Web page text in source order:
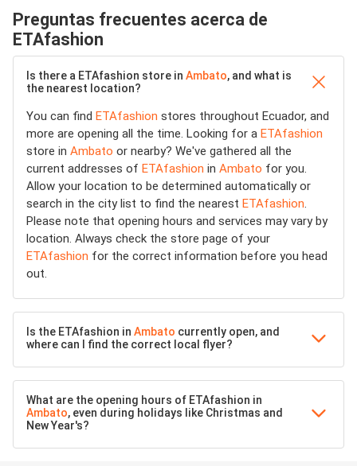
Preguntas frecuentes acerca de
ETAfashion
Is there a ETAfashion store in Ambato, and what is
the nearest location?
You can find ETAfashion stores throughout Ecuador, and
more are opening all the time. Looking for a ETAfashion
store in Ambato or nearby? We've gathered all the
current addresses of ETAfashion in Ambato for you.
Allow your location to be determined automatically or
search in the city list to find the nearest ETAfashion.
Please note that opening hours and services may vary by
location. Always check the store page of your
ETAfashion for the correct information before you head
out.
Is the ETAfashion in Ambato currently open, and
where can I find the correct local flyer?
What are the opening hours of ETAfashion in
Ambato, even during holidays like Christmas and
New Year's?